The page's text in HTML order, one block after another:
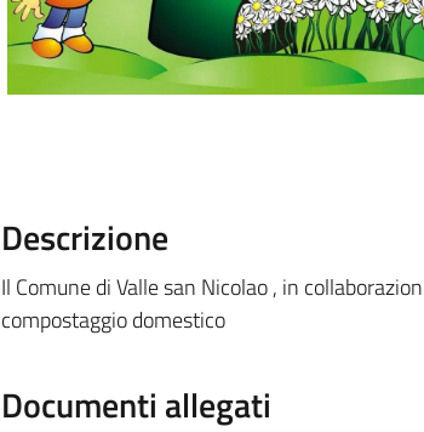
Descrizione
Il Comune di Valle san Nicolao , in
compostaggio domestico
Documenti allegati